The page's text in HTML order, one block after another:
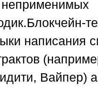
Блокчейн-
написания
Вайпер)